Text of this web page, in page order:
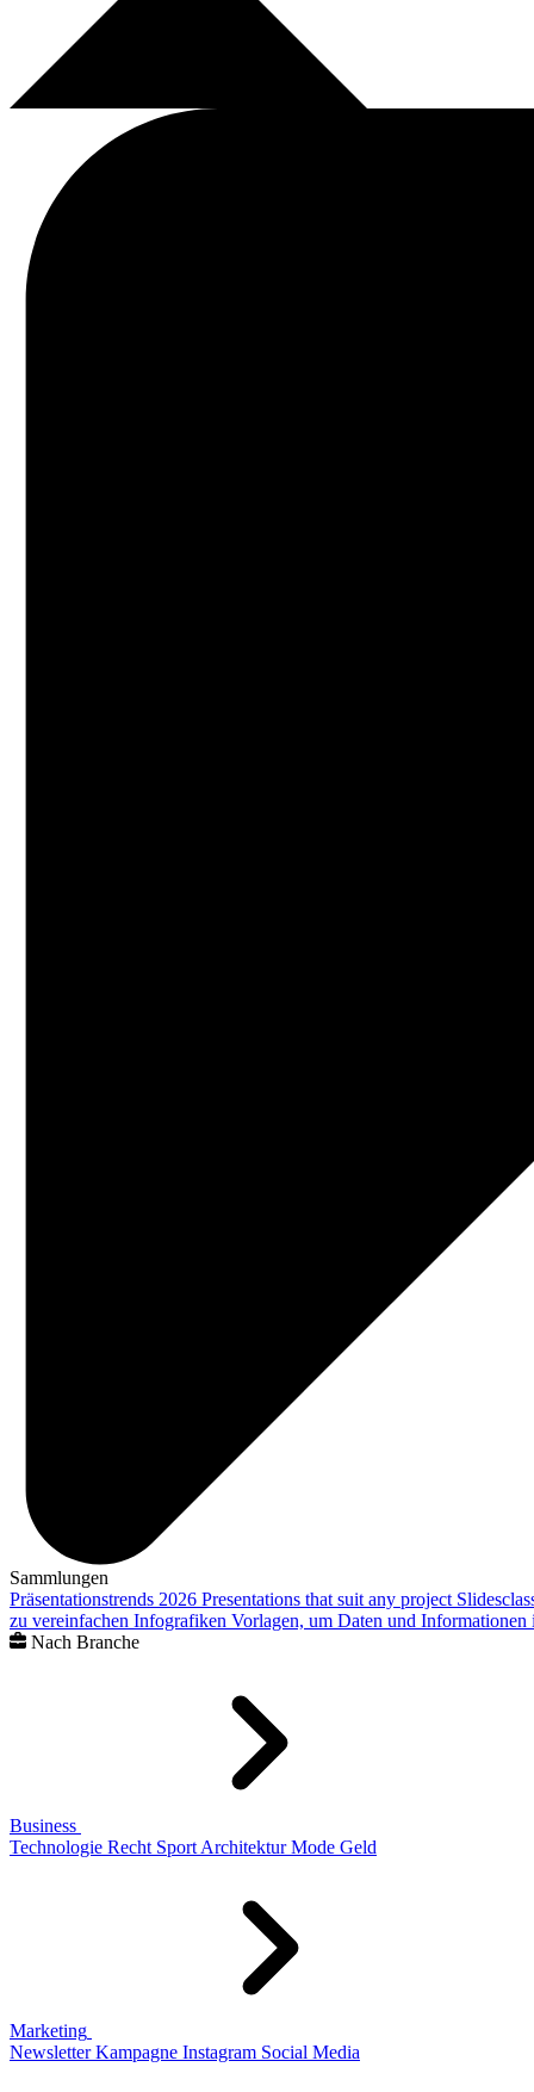
Sammlungen
Präsentationstrends 2026 Presentations that suit any project
zu vereinfachen Infografiken Vorlagen, um Daten und
Nach Branche
Business
Technologie Recht Sport Architektur Mode Geld
Marketing
Newsletter Kampagne Instagram Social Media